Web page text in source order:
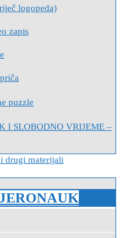
logopeda)
zapis
puzzle
I SLOBODNO VRIJEME –
drugi materijali